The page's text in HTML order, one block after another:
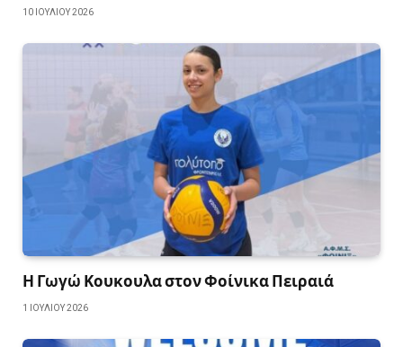
10 ΙΟΥΛΊΟΥ 2026
Η Γωγώ Κουκουλα στον Φοίνικα Πειραιά
1 ΙΟΥΛΊΟΥ 2026